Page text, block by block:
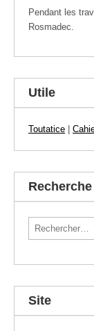
Pendant les
Rosmadec.
Utile
Toutatice
Recherche
Rechercher :
Site